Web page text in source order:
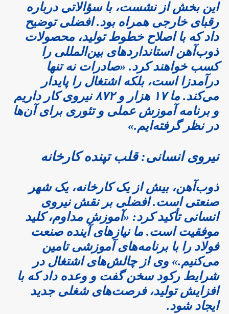
این بخش از نشست، با سؤالاتی درباره
رقبای خارجی همراه بود. افضلی توضیح
داد که با اصلاح خطوط تولید، محصولات
ذوب‌آهن استانداردهای بین‌المللی را
کسب خواهند کرد. «صادرات نه تنها
درآمدزا است، بلکه اشتغال را پایدار
می‌کند. ما ۱۷ هزار و ۸۷۲ نیروی کار داریم
و برنامه آموزش عملی و تئوری برای آن‌ها
در نظر گرفته‌ایم.»
نیروی انسانی: قلب تپنده کارخانه
ذوب‌آهن، بیش از یک کارخانه، یک شهر
صنعتی است. افضلی بر نقش نیروی
انسانی تأکید کرد: «آموزش مداوم، کلید
موفقیت است. ما نیازهای آینده صنعت
فولاد را با برنامه‌های آموزشی تامین
می‌کنیم.» وی از چالش‌های اشتغال در
شرایط رکود سخن گفت و وعده داد که با
افزایش تولید، فرصت‌های شغلی جدید
ایجاد شود.